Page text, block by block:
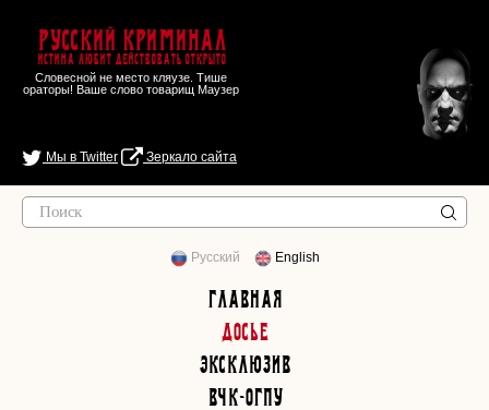
Русский Криминал
Истина любит действовать открыто
Словесной не место кляузе. Тише
ораторы! Ваше слово товарищ Маузер
Мы в Twitter Зеркало сайта
Русский English
Главная
Досье
Эксклюзив
ВЧК-ОГПУ